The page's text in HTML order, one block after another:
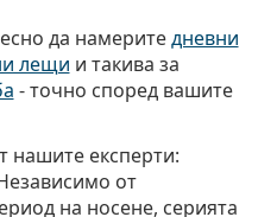
да намеритедневни
лещи и такива за
- точно според вашите
нашите експерти:
от
на носене, серията